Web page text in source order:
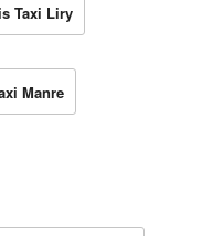
Taxi Liry
Manre